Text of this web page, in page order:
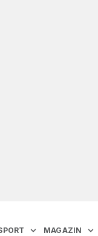
MAGAZIN